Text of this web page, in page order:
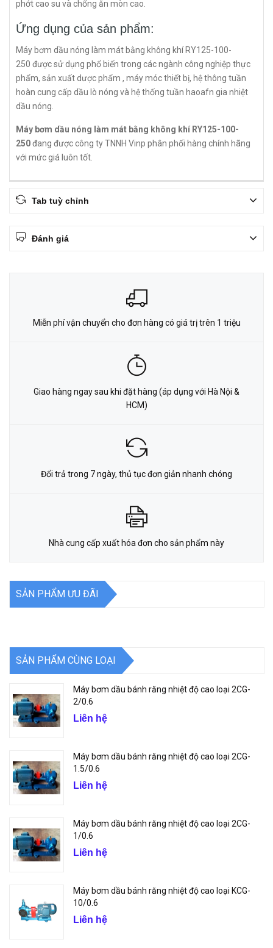
phớt cao su và chống ăn mòn cao.
Ứng dụng của sản phẩm:
Máy bơm dầu nóng làm mát bằng không khí RY125-100-
250 được sử dụng phổ biến trong các ngành công nghiệp thực
phẩm, sản xuất dược phẩm , máy móc thiết bị, hệ thông tuần
hoàn cung cấp dầu lò nóng và hệ thống tuần haoafn gia nhiệt
dầu nóng.
Máy bơm dầu nóng làm mát bằng không khí RY125-100-
250đang được công ty TNNH Vinp phân phối hàng chính hãng
với mức giá luôn tốt.
Tab tuỳ chỉnh
Đánh giá
Miễn phí vận chuyển cho đơn hàng có giá trị trên 1 triệu
Giao hàng ngay sau khi đặt hàng (áp dụng với Hà Nội &
HCM)
Đổi trả trong 7 ngày, thủ tục đơn giản nhanh chóng
Nhà cung cấp xuất hóa đơn cho sản phẩm này
SẢN PHẨM ƯU ĐÃI
SẢN PHẨM CÙNG LOẠI
Máy bơm dầu bánh răng nhiệt độ cao loại 2CG-
2/0.6
Liên hệ
Máy bơm dầu bánh răng nhiệt độ cao loại 2CG-
1.5/0.6
Liên hệ
Máy bơm dầu bánh răng nhiệt độ cao loại 2CG-
1/0.6
Liên hệ
Máy bơm dầu bánh răng nhiệt độ cao loại KCG-
10/0.6
Liên hệ